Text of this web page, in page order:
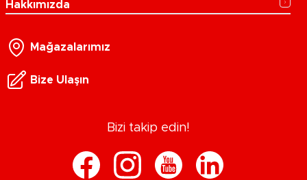
Hakkımızda
Mağazalarımız
Bize Ulaşın
Bizi takip edin!